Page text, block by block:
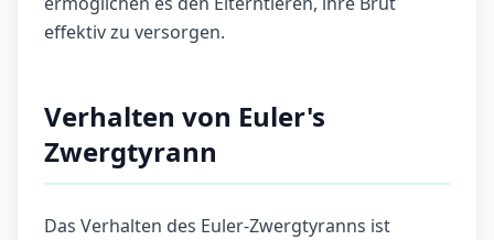
effektiv zu versorgen.
Verhalten von Euler's
Zwergtyrann
Das Verhalten des Euler-Zwergtyranns ist